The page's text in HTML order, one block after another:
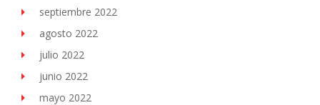
septiembre 2022
agosto 2022
julio 2022
junio 2022
mayo 2022